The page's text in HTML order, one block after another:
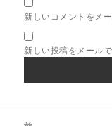
新しいコメントをメ
新しい投稿をメール